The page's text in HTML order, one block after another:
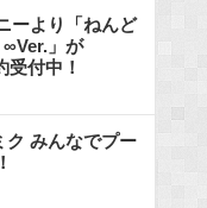
ーより「ねんど
」が
受付中！
ク みんなでプー